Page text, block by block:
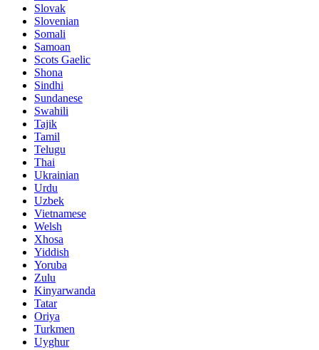
Slovak
Slovenian
Somali
Samoan
Scots Gaelic
Shona
Sindhi
Sundanese
Swahili
Tajik
Tamil
Telugu
Thai
Ukrainian
Urdu
Uzbek
Vietnamese
Welsh
Xhosa
Yiddish
Yoruba
Zulu
Kinyarwanda
Tatar
Oriya
Turkmen
Uyghur